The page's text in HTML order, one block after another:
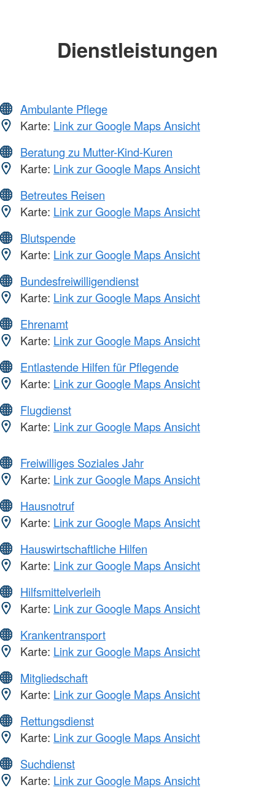
Dienstleistungen
Ambulante Pflege
Karte: Link zur Google Maps Ansicht
Beratung zu Mutter-Kind-Kuren
Karte: Link zur Google Maps Ansicht
Betreutes Reisen
Karte: Link zur Google Maps Ansicht
Blutspende
Karte: Link zur Google Maps Ansicht
Bundesfreiwilligendienst
Karte: Link zur Google Maps Ansicht
Ehrenamt
Karte: Link zur Google Maps Ansicht
Entlastende Hilfen für Pflegende
Karte: Link zur Google Maps Ansicht
Flugdienst
Karte: Link zur Google Maps Ansicht
Freiwilliges Soziales Jahr
Karte: Link zur Google Maps Ansicht
Hausnotruf
Karte: Link zur Google Maps Ansicht
Hauswirtschaftliche Hilfen
Karte: Link zur Google Maps Ansicht
Hilfsmittelverleih
Karte: Link zur Google Maps Ansicht
Krankentransport
Karte: Link zur Google Maps Ansicht
Mitgliedschaft
Karte: Link zur Google Maps Ansicht
Rettungsdienst
Karte: Link zur Google Maps Ansicht
Suchdienst
Karte: Link zur Google Maps Ansicht